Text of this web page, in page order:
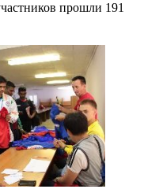
прошли 191